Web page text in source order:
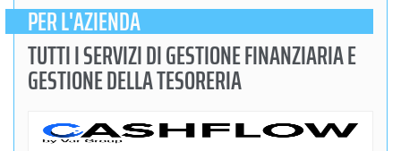
PER L'AZIENDA
TUTTI I SERVIZI DI GESTIONE FINANZIARIA E
GESTIONE DELLA TESORERIA